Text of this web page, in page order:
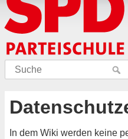
In dem Wiki werden keine